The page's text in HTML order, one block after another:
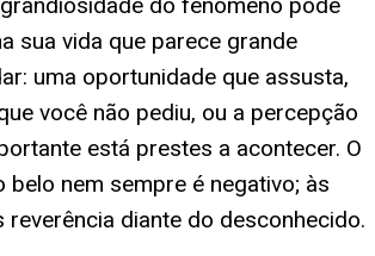
sua vida que parece grande
uma oportunidade que assusta,
você não pediu, ou a percepção
está prestes a acontecer. O
belo nem sempre é negativo; às
reverência diante do desconhecido.